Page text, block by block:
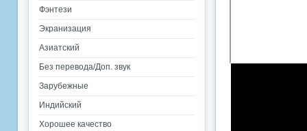
Фэнтези
Экранизация
Азиатский
Без перевода/Доп. звук
Зарубежные
Индийский
Хорошее качество